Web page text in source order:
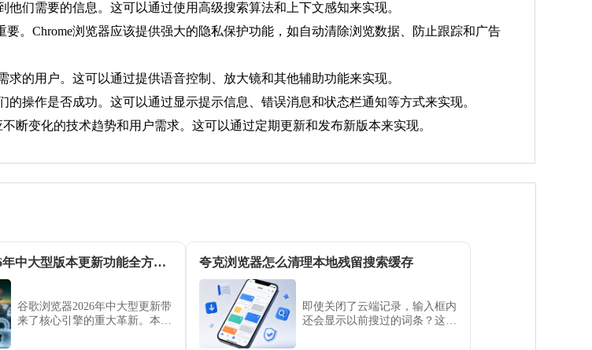
们需要的信息。这可以通过使用高级搜索算法和上下文感知来实现。
。Chrome浏览器应该提供强大的隐私保护功能，如自动清除浏览数据、防止跟踪和广告
的用户。这可以通过提供语音控制、放大镜和其他辅助功能来实现。
操作是否成功。这可以通过显示提示信息、错误消息和状态栏通知等方式来实现。
断变化的技术趋势和用户需求。这可以通过定期更新和发布新版本来实现。
谷歌浏览器2026年中大型版本更新功能全方位分析
谷歌浏览器2026年中大型更新带
来了核心引擎的重大革新。本文
夸克浏览器怎么清理本地残留搜索缓存
即使关闭了云端记录，输入框内
还会显示以前搜过的词条？这是